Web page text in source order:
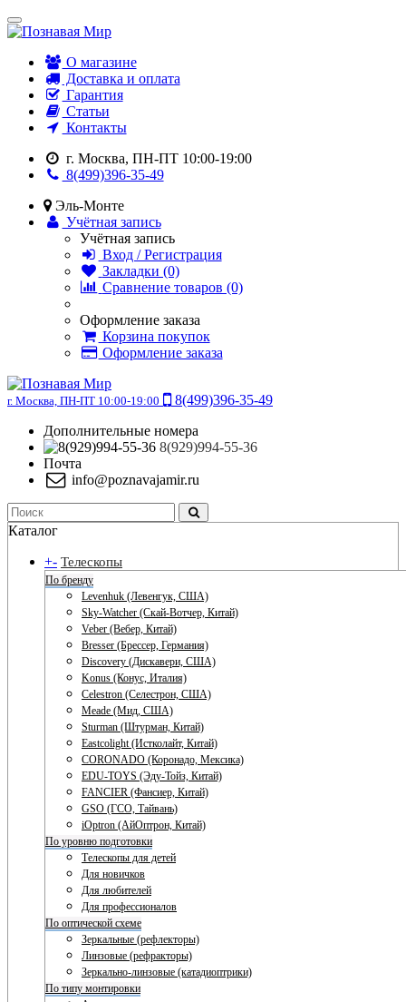
О магазине
Доставка и оплата
Гарантия
Статьи
Контакты
г. Москва, ПН-ПТ 10:00-19:00
8(499)396-35-49
Эль-Монте
Учётная запись
Учётная запись
Вход / Регистрация
Закладки (0)
Сравнение товаров (0)
Оформление заказа
Корзина покупок
Оформление заказа
г. Москва, ПН-ПТ 10:00-19:00
8(499)396-35-49
Дополнительные номера
8(929)994-55-36
Почта
info@poznavajamir.ru
Каталог
+- Телескопы
По бренду
Levenhuk (Левенгук, США)
Sky-Watcher (Скай-Вотчер, Китай)
Veber (Вебер, Китай)
Bresser (Брессер, Германия)
Discovery (Дискавери, США)
Konus (Конус, Италия)
Celestron (Селестрон, США)
Meade (Мид, США)
Sturman (Штурман, Китай)
Eastcolight (Истколайт, Китай)
CORONADO (Коронадо, Мексика)
EDU-TOYS (Эду-Тойз, Китай)
FANCIER (Фансиер, Китай)
GSO (ГСО, Тайвань)
iOptron (АйОптрон, Китай)
По уровню подготовки
Телескопы для детей
Для новичков
Для любителей
Для профессионалов
По оптической схеме
Зеркальные (рефлекторы)
Линзовые (рефракторы)
Зеркально-линзовые (катадиоптрики)
По типу монтировки